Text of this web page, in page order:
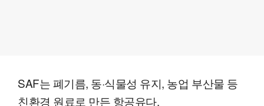
SAF는 폐기름, 동·식물성 유지, 농업 부산물 등
친환경 원료로 만든 항공유다.